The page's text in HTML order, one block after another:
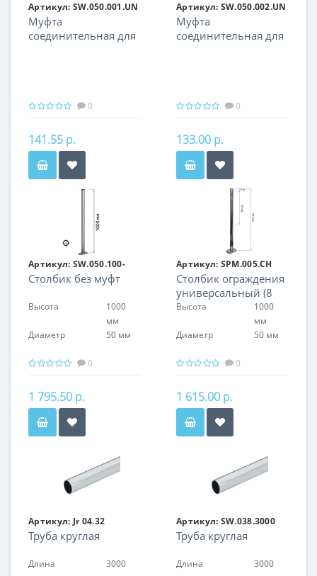
Артикул: SW.050.001.UN
Муфта
соединительная для
0
141.55 р.
Артикул: SW.050.002.UN
Муфта
соединительная для
0
133.00 р.
Артикул: SW.050.100-
1.NB
Cтолбик без муфт
Высота
1000
мм
Диаметр
50 мм
0
1 795.50 р.
Артикул: SPM.005.CH
Столбик ограждения
универсальный (8
отв.в комплекте с
Высота
1000
мм
Диаметр
50 мм
0
1 615.00 р.
Артикул:Jr 04.32
Труба круглая
Длина
3000
Артикул: SW.038.3000
Труба круглая
Длина
3000